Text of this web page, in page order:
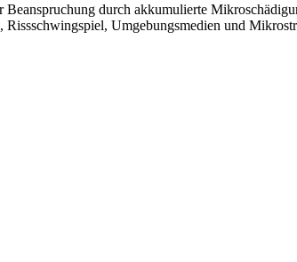
durch akkumulierte
Umgebungsmedien und